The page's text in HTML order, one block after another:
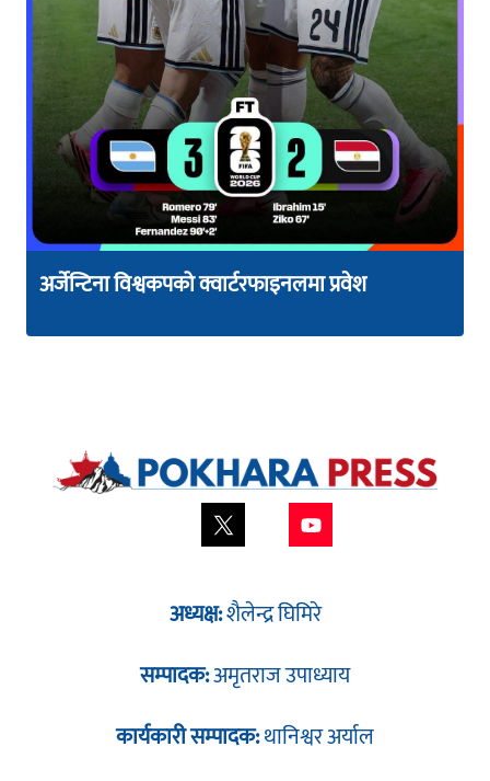
अर्जेन्टिना विश्वकपको क्वार्टरफाइनलमा प्रवेश
अध्यक्ष:शैलेन्द्र घिमिरे
सम्पादक:अमृतराज उपाध्याय
कार्यकारी सम्पादक:थानिश्वर अर्याल